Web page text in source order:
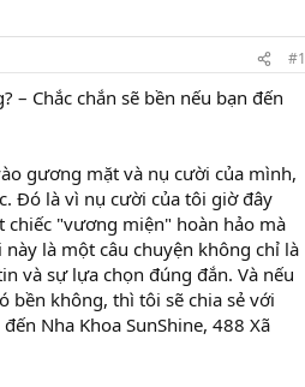
#1
– Chắc chắn sẽ bền nếu bạn đến
gương mặt và nụ cười của mình,
Đó là vì nụ cười của tôi giờ đây
chiếc "vương miện" hoàn hảo mà
là một câu chuyện không chỉ là
và sự lựa chọn đúng đắn. Và nếu
bền không, thì tôi sẽ chia sẻ với
Nha Khoa SunShine, 488 Xã